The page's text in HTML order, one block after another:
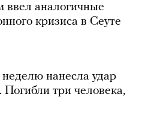
ввел аналогичные
кризиса в Сеуте
неделю нанесла удар
Погибли три человека,